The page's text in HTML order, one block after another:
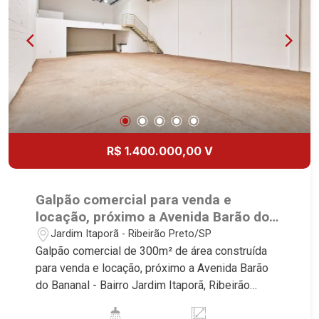
R$ 1.400.000,00 V
Galpão comercial para venda e
locação, próximo a Avenida Barão do
Bananal - Ribeirão Preto/SP.
Jardim Itaporã - Ribeirão Preto/SP
Galpão comercial de 300m² de área construída
para venda e locação, próximo a Avenida Barão
do Bananal - Bairro Jardim Itaporã, Ribeirão